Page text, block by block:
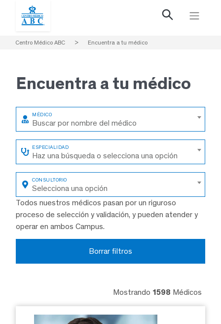
Centro Médico ABC > Encuentra a tu médico
Encuentra a tu médico
Buscar por nombre del médico
Haz una búsqueda o selecciona una opción
Selecciona una opción
Todos nuestros médicos pasan por un riguroso
proceso de selección y validación, y pueden atender y
operar en ambos Campus.
Borrar filtros
Mostrando 1598 Médicos